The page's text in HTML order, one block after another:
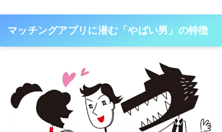
マッチングアプリに潜む「やばい男」の特徴